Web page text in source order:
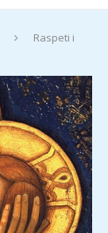
Raspeti i